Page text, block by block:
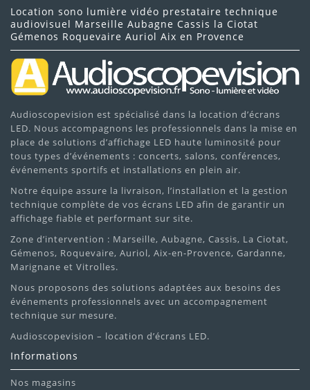
Location sono lumière vidéo prestataire technique
audiovisuel Marseille Aubagne Cassis la Ciotat
Gémenos Roquevaire Auriol Aix en Provence
Audioscopevision est spécialisé dans la location d’écrans
LED. Nous accompagnons les professionnels dans la mise en
place de solutions d’affichage LED haute luminosité pour
tous types d’événements : concerts, salons, conférences,
événements sportifs et installations en plein air.
Notre équipe assure la livraison, l’installation et la gestion
technique complète de vos écrans LED afin de garantir un
affichage fiable et performant sur site.
Zone d’intervention : Marseille, Aubagne, Cassis, La Ciotat,
Gémenos, Roquevaire, Auriol, Aix-en-Provence, Gardanne,
Marignane et Vitrolles.
Nous proposons des solutions adaptées aux besoins des
événements professionnels avec un accompagnement
technique sur mesure.
Audioscopevision – location d’écrans LED.
Informations
Nos magasins